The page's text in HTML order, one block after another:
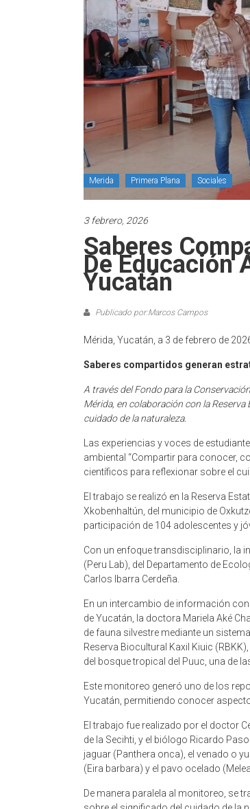
Merida Primera Plana Sociales
3 febrero, 2026
Saberes
De Educación
Yucatán
Publicado por:Marcos Campos
Mérida, Yucatán, a 3 de febrero de
Saberes compartidos generan
A través del Fondo para la
Mérida, en colaboración con la
cuidado de la naturaleza.
Las experiencias y voces de
ambiental “Compartir para conocer,
científicos para reflexionar sobre el
El trabajo se realizó en la Reserva
Xkobenhaltún, del municipio de
participación de 104 adolescentes y
Con un enfoque transdisciplinario, la
(Peru Lab), del Departamento de
Carlos Ibarra Cerdeña.
En un intercambio de información
de Yucatán, la doctora Mariela Aké
de fauna silvestre mediante un
Reserva Biocultural Kaxil Kiuic
del bosque tropical del Puuc, una de
Este monitoreo generó uno de los
Yucatán, permitiendo conocer
El trabajo fue realizado por el doctor
de la Secihti, y el biólogo Ricardo
jaguar (Panthera onca), el venado o
(Eira barbara) y el pavo ocelado
De manera paralela al monitoreo, se